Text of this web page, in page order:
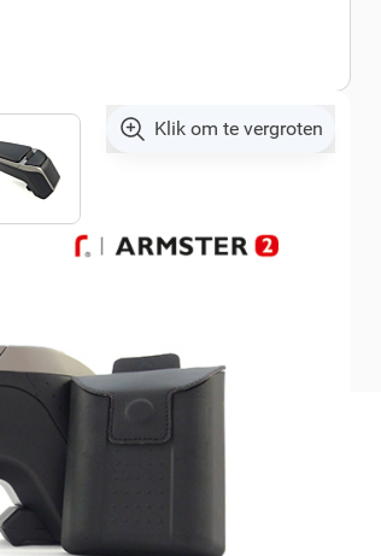
Klik om te vergroten
Ford B-Max modellen van 2015 tot